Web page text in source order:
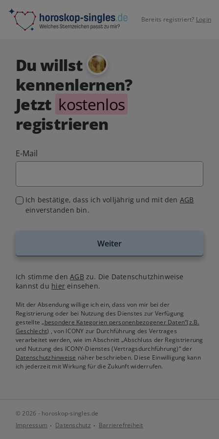
Bereits registriert? Login
Du willst
kennenlernen?
Jetzt kostenlos
registrieren
E-Mail
Ich bestätige, dass ich volljährig und mit den AGB
einverstanden bin.
Weiter
Ich stimme denAGB zu. Die Datenschutzhinweise
kannst du hiereinsehen.
Mit der Absendung willige ich ein, dass von mir bei der
Registrierung oder bei Nutzung des Dienstes zur Verfügung
gestellte„besondere Kategorien personenbezogener Daten“(z.B.
Geschlecht) , von ICONY zur Durchführung des Vertrages
verarbeitet werden, wie im Abschnitt „Abschluss der Registrierung
und Nutzung des ICONY-Dienstes (Vertragsdurchführung)“ der
Datenschutzhinweise näher beschrieben. Diese Einwilligung kann
ich jederzeit mit Wirkung für die Zukunft widerrufen.
© 2026 - horoskop-singles.de
Impressum
Datenschutz Barrierefreiheit